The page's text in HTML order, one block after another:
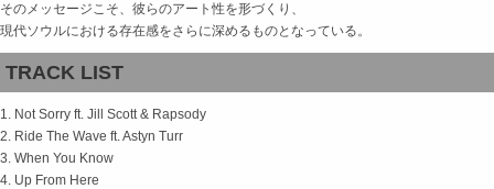
そのメッセージこそ、彼らのアート性を形づくり、
現代ソウルにおける存在感をさらに深めるものとなっている。
TRACK LIST
1. Not Sorry ft. Jill Scott & Rapsody
2. Ride The Wave ft. Astyn Turr
3. When You Know
4. Up From Here